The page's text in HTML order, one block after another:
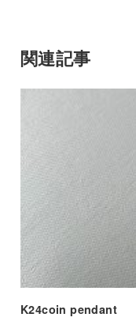
関連記事
K24coin pendant